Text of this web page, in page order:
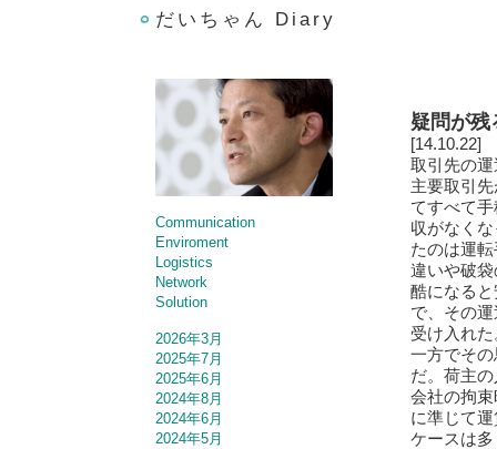
だいちゃん Diary
Communication
Enviroment
Logistics
Network
Solution
2026年3月
2025年7月
2025年6月
2024年8月
2024年6月
2024年5月
疑問が残
[14.10.22]
取引先の
主要取引
てすべて
収がなく
たのは運
違いや破
酷になる
で、その
受け入れた
一方でそ
だ。荷主
会社の拘
に準じて
ケースは